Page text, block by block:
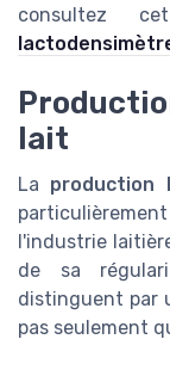
consultez
lait
La production
l'industrie
de sa
distinguent par
pas seulement